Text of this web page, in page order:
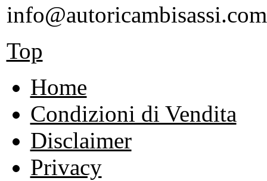
info@autoricambisassi.com
Top
Home
Condizioni di Vendita
Disclaimer
Privacy